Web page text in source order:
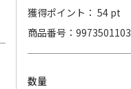
獲得ポイント： 54 pt
商品番号
9973501103
数量